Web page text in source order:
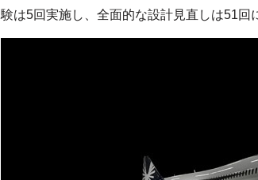
験は5回実施し、全面的な設計見直しは51回